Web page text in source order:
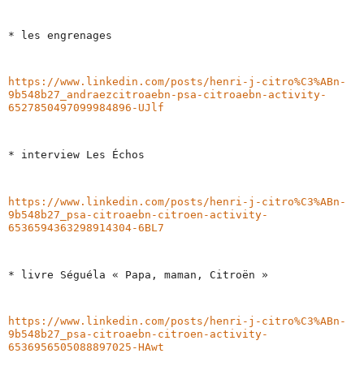
* les engrenages
https://www.linkedin.com/posts/henri-j-citro%C3%ABn-
9b548b27_andraezcitroaebn-psa-citroaebn-activity-
6527850497099984896-UJlf
* interview Les Échos
https://www.linkedin.com/posts/henri-j-citro%C3%ABn-
9b548b27_psa-citroaebn-citroen-activity-
6536594363298914304-6BL7
* livre Séguéla « Papa, maman, Citroën »
https://www.linkedin.com/posts/henri-j-citro%C3%ABn-
9b548b27_psa-citroaebn-citroen-activity-
6536956505088897025-HAwt